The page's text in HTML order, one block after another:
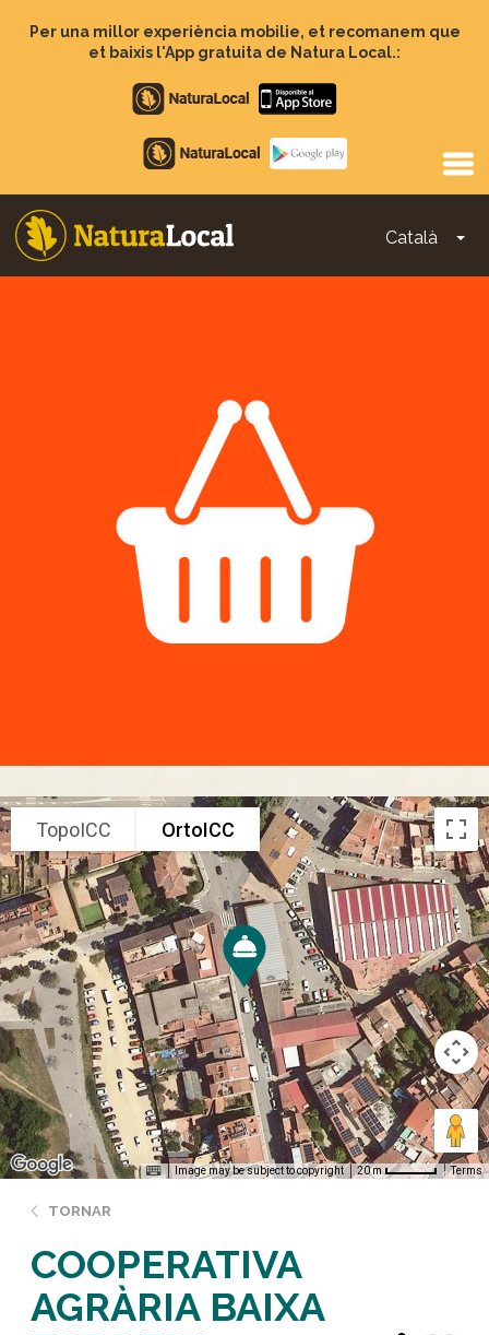
Per una millor experiència mobilie, et recomanem que
et baixis l'App gratuita de Natura Local.:
Apple
store
Google
Play
Català
Main
TopoICC OrtoICC
Image may be subject to copyright 20 m Terms
TORNAR
COOPERATIVA
AGRÀRIA BAIXA